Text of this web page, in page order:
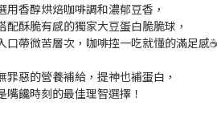
用香醇烘焙咖啡調和濃郁豆香，
配酥脆有感的獨家大豆蛋白脆脆球，
口帶微苦層次，咖啡控一吃就懂的滿足感
罪惡的營養補給，提神也補蛋白，
嘴饞時刻的最佳理智選擇！